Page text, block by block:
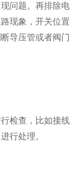
问题。再排除电
现象，开关位置
导压管或者阀门
检查，比如接线
行处理。